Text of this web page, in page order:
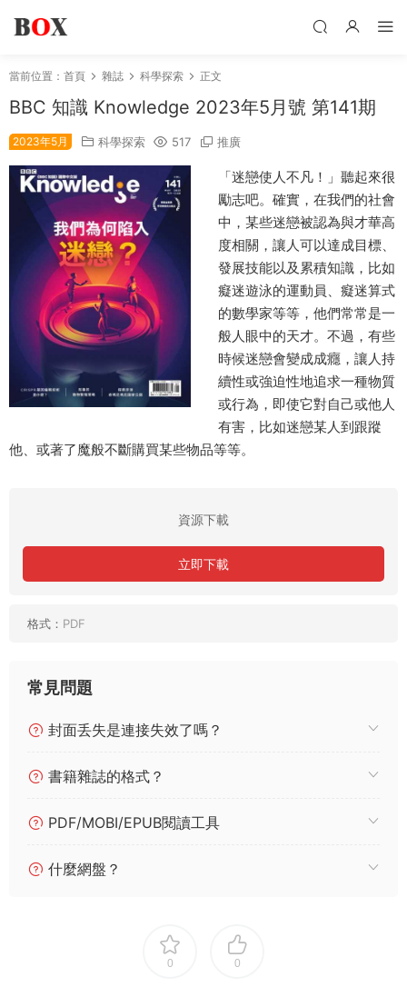
當前位置： 首頁 雜誌 科學探索 正文
BBC 知識 Knowledge 2023年5月號 第141期
2023年5月 科學探索 517 推廣
「迷戀使人不凡！」聽起來很
勵志吧。確實，在我們的社會
中，某些迷戀被認為與才華高
度相關，讓人可以達成目標、
發展技能以及累積知識，比如
癡迷遊泳的運動員、癡迷算式
的數學家等等，他們常常是一
般人眼中的天才。不過，有些
時候迷戀會變成成癮，讓人持
續性或強迫性地追求一種物質
或行為，即使它對自己或他人
有害，比如迷戀某人到跟蹤
他、或著了魔般不斷購買某些物品等等。
資源下載
立即下載
格式： PDF
常見問題
封面丢失是連接失效了嗎？
書籍雜誌的格式？
PDF/MOBI/EPUB閱讀工具
什麼網盤？
0 0